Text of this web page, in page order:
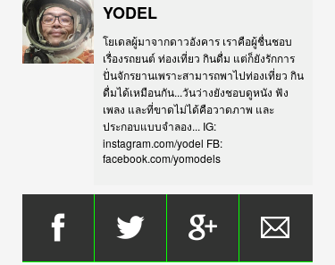
YODEL
โยเดลผู้มาจากดาวอังคาร เราคือผู้ชื่นชอบ
เรื่องรถยนต์ ท่องเที่ยว กินดื่ม แต่ก็ยังรักการ
ปั่นจักรยานเพราะสามารถพาไปท่องเที่ยว กิน
ดื่มได้เหมือนกัน...วันว่างยังชอบดูหนัง ฟัง
เพลง และที่ขาดไม่ได้คือวาดภาพ และ
ประกอบแบบจำลอง... IG:
instagram.com/yodel FB:
facebook.com/yomodels